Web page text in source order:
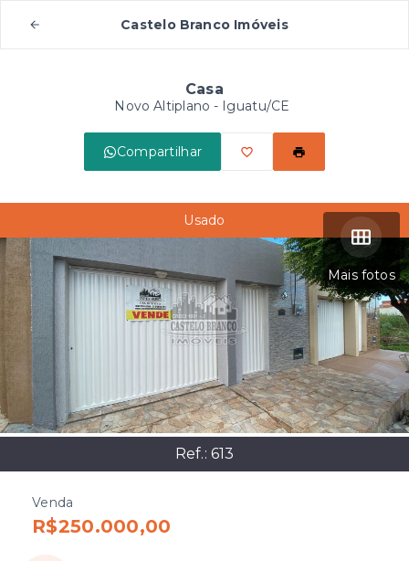
Castelo Branco Imóveis
Casa
Novo Altiplano - Iguatu/CE
Compartilhar
Mais fotos
Ref.: 613
Usado
Venda
R$250.000,00